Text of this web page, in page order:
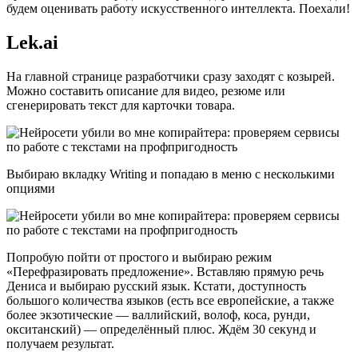
будем оценивать работу искусственного интеллекта. Поехали!
Lek.ai
На главной странице разработчики сразу заходят с козырей.
Можно составить описание для видео, резюме или
сгенерировать текст для карточки товара.
Выбираю вкладку Writing и попадаю в меню с несколькими
опциями
Попробую пойти от простого и выбираю режим
«Перефразировать предложение». Вставляю прямую речь
Дениса и выбираю русский язык. Кстати, доступность
большого количества языков (есть все европейские, а также
более экзотические — валлийский, волоф, коса, рунди,
окситанский) — определённый плюс. Ждём 30 секунд и
получаем результат.